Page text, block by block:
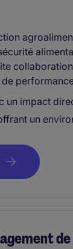
un impact
un